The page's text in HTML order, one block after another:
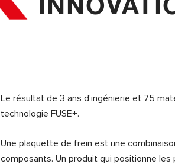
Le résultat de 3 ans d'ingénierie et 75
technologie FUSE+.
Une plaquette de frein est une
composants. Un produit qui positionne